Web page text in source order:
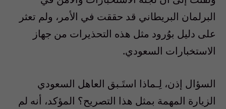
البرلمان البريطاني قد حققت في الأمر، ولم تعثر
على دليل بوُرود مثل هذه التحذيرات من جهاز
الاستخبارات السعودي.
السؤال إذن، لِـماذا استَـبق العاهل السعودي
الزيارة المهمة بمثل هذا التصريح؟ المؤكد، أنه لم